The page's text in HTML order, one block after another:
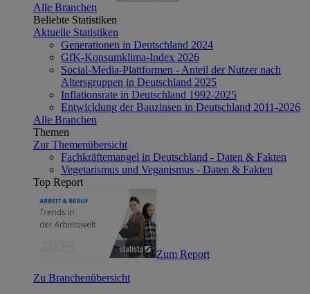
Alle Branchen
Beliebte Statistiken
Aktuelle Statistiken
Generationen in Deutschland 2024
GfK-Konsumklima-Index 2026
Social-Media-Plattformen - Anteil der Nutzer nach
Altersgruppen in Deutschland 2025
Inflationsrate in Deutschland 1992-2025
Entwicklung der Bauzinsen in Deutschland 2011-2026
Alle Branchen
Themen
Zur Themenübersicht
Fachkräftemangel in Deutschland - Daten & Fakten
Vegetarismus und Veganismus - Daten & Fakten
Top Report
Zum Report
Zu Branchenübersicht